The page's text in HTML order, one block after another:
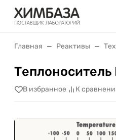
Главная Реактивы
Теплоноситель
В избранное К